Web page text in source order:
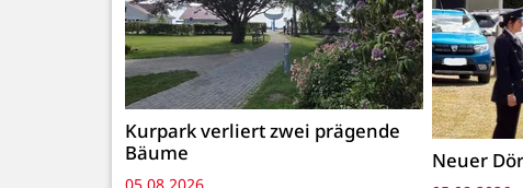
Kurpark verliert zwei prägende
Bäume
Neuer